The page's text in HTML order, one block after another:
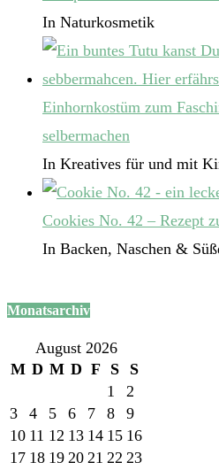
In Naturkosmetik
Einhornkostüm zum
selbermachen
In Kreatives für und mit
Cookies No. 42 – Rezept
In Backen, Naschen &
Monatsarchiv
August 2026
M D M D F S
S
1
2
3
4 5 6 7 8
9
10 11 12 13 14 15 16
17 18 19 20 21 22 23